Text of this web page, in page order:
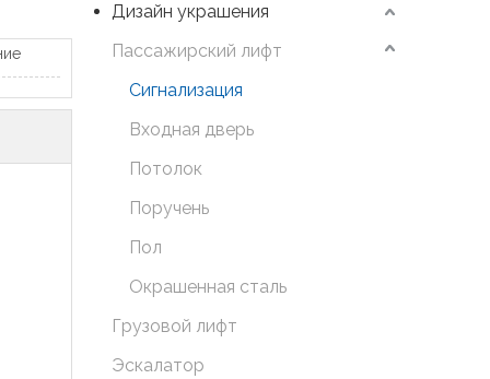
Дизайн украшения
Пассажирский лифт
Сигнализация
Входная дверь
Потолок
Поручень
Пол
Окрашенная сталь
Грузовой лифт
Эскалатор